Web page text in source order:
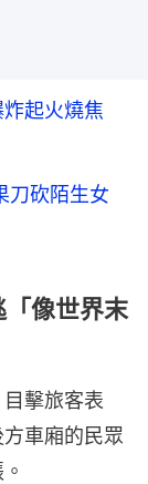
起火燒焦
刀砍陌生女
「像世界末
擊旅客表
車廂的民眾